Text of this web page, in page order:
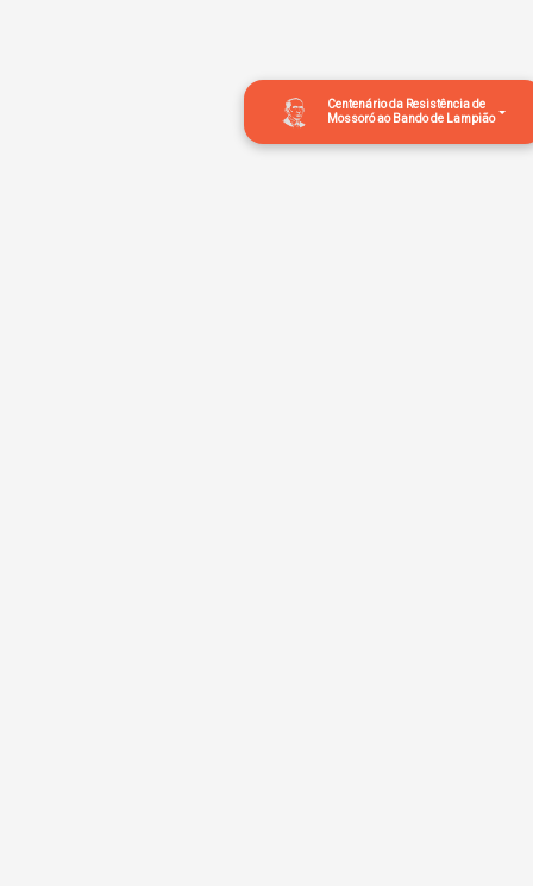
Centenário da Resistência de
Mossoró ao Bando de Lampião